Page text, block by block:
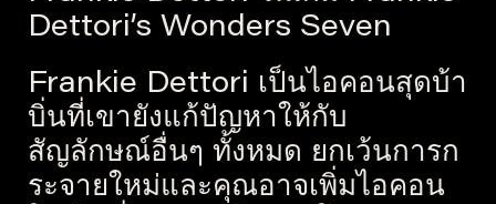
Dettori’s Wonders Seven
Frankie Dettori เป็นไอคอนสุดบ้า
บิ่นที่เขายังแก้ปัญหาให้กับ
สัญลักษณ์อื่นๆ ทั้งหมด ยกเว้นการก
ระจายใหม่และคุณอาจเพิ่มไอคอน